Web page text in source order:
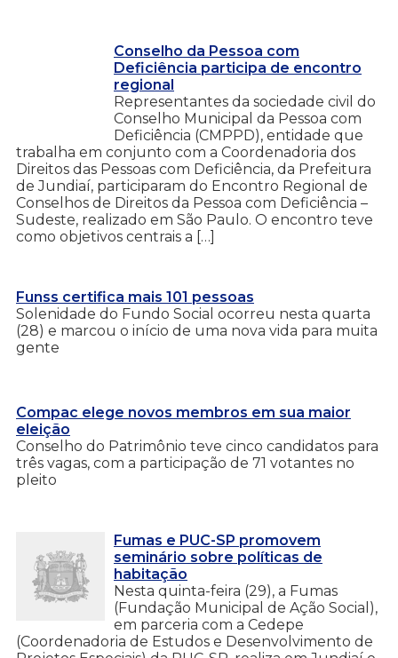
Conselho da Pessoa com
Deficiência participa de encontro
regional
Representantes da sociedade civil do
Conselho Municipal da Pessoa com
Deficiência (CMPPD), entidade que
trabalha em conjunto com a Coordenadoria dos
Direitos das Pessoas com Deficiência, da Prefeitura
de Jundiaí, participaram do Encontro Regional de
Conselhos de Direitos da Pessoa com Deficiência –
Sudeste, realizado em São Paulo. O encontro teve
como objetivos centrais a […]
Funss certifica mais 101 pessoas
Solenidade do Fundo Social ocorreu nesta quarta
(28) e marcou o início de uma nova vida para muita
gente
Compac elege novos membros em sua maior
eleição
Conselho do Patrimônio teve cinco candidatos para
três vagas, com a participação de 71 votantes no
pleito
Fumas e PUC-SP promovem
seminário sobre políticas de
habitação
Nesta quinta-feira (29), a Fumas
(Fundação Municipal de Ação Social),
em parceria com a Cedepe
(Coordenadoria de Estudos e Desenvolvimento de